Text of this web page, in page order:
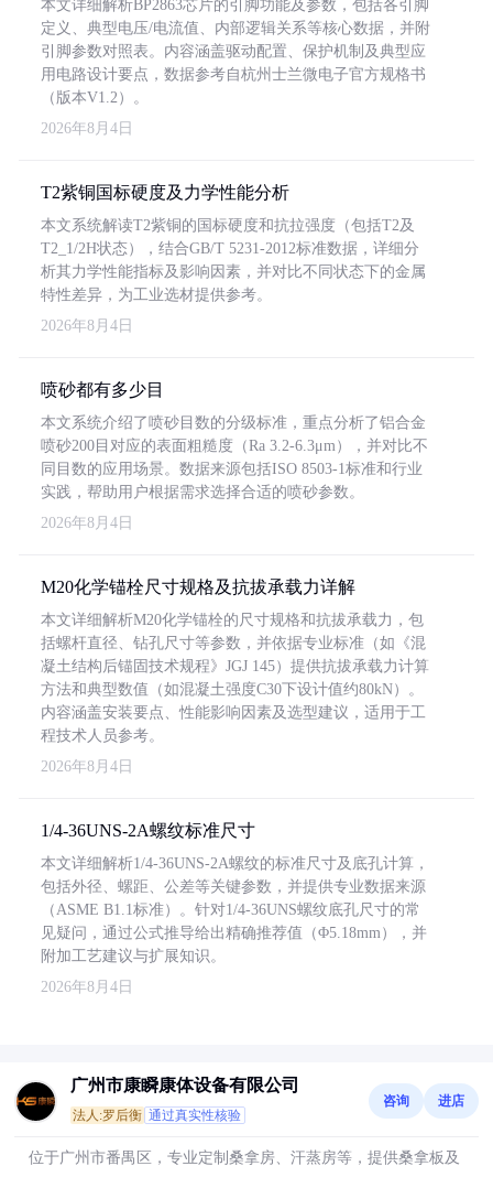
本文详细解析BP2863芯片的引脚功能及参数，包括各引脚
定义、典型电压/电流值、内部逻辑关系等核心数据，并附
引脚参数对照表。内容涵盖驱动配置、保护机制及典型应
用电路设计要点，数据参考自杭州士兰微电子官方规格书
（版本V1.2）。
2026年8月4日
T2紫铜国标硬度及力学性能分析
本文系统解读T2紫铜的国标硬度和抗拉强度（包括T2及
T2_1/2H状态），结合GB/T 5231-2012标准数据，详细分
析其力学性能指标及影响因素，并对比不同状态下的金属
特性差异，为工业选材提供参考。
2026年8月4日
喷砂都有多少目
本文系统介绍了喷砂目数的分级标准，重点分析了铝合金
喷砂200目对应的表面粗糙度（Ra 3.2-6.3μm），并对比不
同目数的应用场景。数据来源包括ISO 8503-1标准和行业
实践，帮助用户根据需求选择合适的喷砂参数。
2026年8月4日
M20化学锚栓尺寸规格及抗拔承载力详解
本文详细解析M20化学锚栓的尺寸规格和抗拔承载力，包
括螺杆直径、钻孔尺寸等参数，并依据专业标准（如《混
凝土结构后锚固技术规程》JGJ 145）提供抗拔承载力计算
方法和典型数值（如混凝土强度C30下设计值约80kN）。
内容涵盖安装要点、性能影响因素及选型建议，适用于工
程技术人员参考。
2026年8月4日
1/4-36UNS-2A螺纹标准尺寸
本文详细解析1/4-36UNS-2A螺纹的标准尺寸及底孔计算，
包括外径、螺距、公差等关键参数，并提供专业数据来源
（ASME B1.1标准）。针对1/4-36UNS螺纹底孔尺寸的常
见疑问，通过公式推导给出精确推荐值（Φ5.18mm），并
附加工艺建议与扩展知识。
2026年8月4日
广州市康瞬康体设备有限公司
法人:罗后衡 通过真实性核验
咨询 进店
位于广州市番禺区，专业定制桑拿房、汗蒸房等，提供桑拿板及